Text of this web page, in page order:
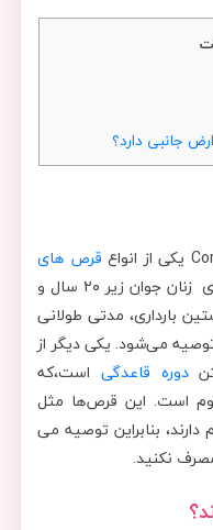
جانبی دارد؟
قرص‌ های
است. این دارو بیشتر برای زنان جوان زیر ۲۰ سال و
بارداری، مدتی طولانی
می‌شود. یکی دیگر از
دوره قاعدگیاست،که
است. این قرص‌ها مثل
دارند، بنابراین توصیه می‌
نکنید.